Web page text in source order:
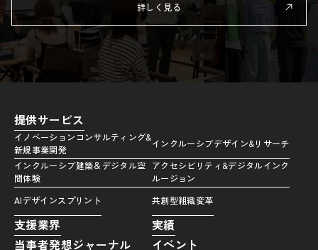
詳しく見る
提供サービス
イノベーションコンサルティング&
新規事業開発
インクルーシブデザイン&リサーチ
インクルーシブ建築＆デジタル空
間体験
アクセシビリティ&デジタルインク
ルージョン
AIデザインスプリント
共創型組織変革
支援業界
実績
当事者発想ジャーナル
イベント